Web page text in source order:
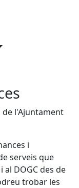
de l'Ajuntament
i
serveis que
DOGC des de
trobar les